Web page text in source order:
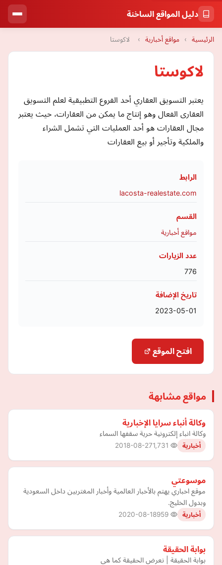
دليل المواقع الساخنة
الرئيسية › مواقع أخبارية › لاكوستا
لاكوستا
يعتبر التسويق العقاري أحد الفروع التطبيقية لعلم التسويق
العقارى الفعال وهو إنتاج ما يمكن من العقارات، حيث يعتبر
مجال العقارات هو أحد العمليات التي تشمل الشراء
والملكية وتأجير أو بيع العقارات
الرابط
lacosta-realestate.com
القسم
مواقع أخبارية
عدد الزيارات
776
تاريخ الإضافة
2023-05-01
افتح الموقع
مواقع مشابهة
وكالة أنباء سرايا الإخبارية
وكالة انباء إلكترونية حرية سقفها السماء
أخبارية 2018-08-27
موسوعتي
موقع اخباري يهتم بالأخبار العالمية وأخبار المغتربين داخل السعودية
وبدول الخليج.
أخبارية 2020-08-18
بوابة الحقيقة
بوابة الحقيقة | نعرض الحقيقة كما هى